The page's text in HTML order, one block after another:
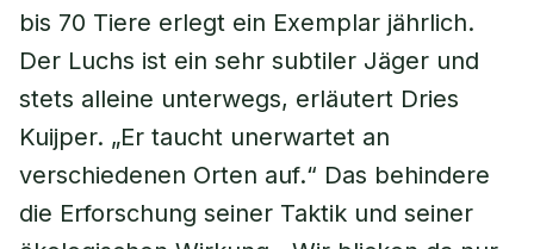
bis 70 Tiere erlegt ein Exemplar jährlich.
Der Luchs ist ein sehr subtiler Jäger und
stets alleine unterwegs, erläutert Dries
Kuijper. „Er taucht unerwartet an
verschiedenen Orten auf.“ Das behindere
die Erforschung seiner Taktik und seiner